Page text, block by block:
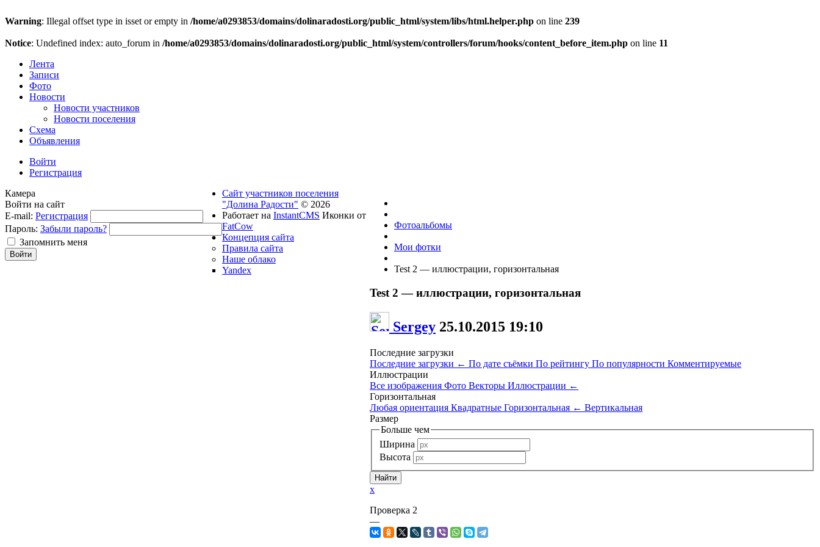
Warning: Illegal offset type in isset or empty in /home/a0293853/domains/dolinaradosti.org/public_html/system/libs/html.helper.php on line 239
Notice: Undefined index: auto_forum in /home/a0293853/domains/dolinaradosti.org/public_html/system/controllers/forum/hooks/content_before_item.php on line 11
Лента
Записи
Фото
Новости
Новости участников
Новости поселения
Схема
Объявления
Войти
Регистрация
Фотоальбомы
Мои фотки
Test 2 — иллюстрации, горизонтальная
Test 2 — иллюстрации, горизонтальная
Sergey 25.10.2015 19:10
Последние загрузки
Последние загрузки ← По дате съёмки По рейтингу По популярности Комментируемые
Иллюстрации
Все изображения Фото Векторы Иллюстрации ←
Горизонтальная
Любая ориентация Квадратные Горизонтальная ← Вертикальная
Размер
Больше чем
Ширина
Высота
x
Проверка 2
—
Камера
Войти на сайт
E-mail: Регистрация
Пароль: Забыли пароль?
Запомнить меня
Сайт участников поселения
"Долина Радости" © 2026
Работает на InstantCMS Иконки от
FatCow
Концепция сайта
Правила сайта
Наше облако
Yandex